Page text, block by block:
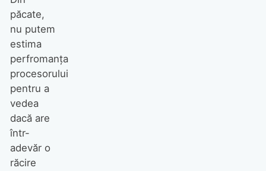
păcate,
nu putem
estima
perfromanța
procesorului
pentru a
vedea
dacă are
într-
adevăr o
răcire